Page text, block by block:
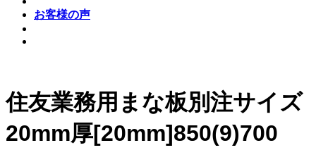
お客様の声
住友業務用まな板別注サイズ
20mm厚[20mm]850(9)700